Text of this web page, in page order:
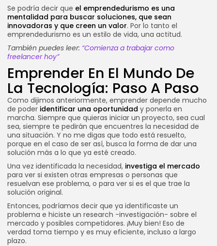
Se podría decir que el emprendedurismo es una
mentalidad para buscar soluciones, que sean
innovadoras y que creen un valor. Por lo tanto el
emprendedurismo es un estilo de vida, una actitud.
También puedes leer: “Comienza a trabajar como
freelancer hoy”
Emprender En El Mundo De
La Tecnología: Paso A Paso
Como dijimos anteriormente, emprender depende mucho
de poder identificar una oportunidad y ponerla en
marcha. Siempre que quieras iniciar un proyecto, sea cual
sea, siempre te pedirán que encuentres la necesidad de
una situación. Y no me digas que todo está resuelto,
porque en el caso de ser así, busca la forma de dar una
solución más a lo que ya esté creado.
Una vez identificada la necesidad, investiga el mercado
para ver si existen otras empresas o personas que
resuelvan ese problema, o para ver si es el que trae la
solución original.
Entonces, podríamos decir que ya identificaste un
problema e hiciste un research -investigación- sobre el
mercado y posibles competidores. ¡Muy bien! Eso de
verdad toma tiempo y es muy eficiente, incluso a largo
plazo.